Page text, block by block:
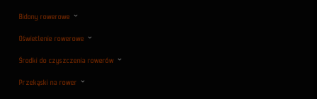
Bidony rowerowe
Oświetlenie rowerowe
Środki do czyszczenia rowerów
Przekąski na rower